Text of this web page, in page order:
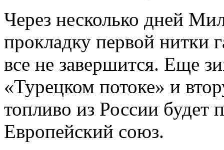
Через несколько дней
прокладку первой нитки
все не завершится. Еще
«Турецком потоке» и
топливо из России будет
Европейский союз.